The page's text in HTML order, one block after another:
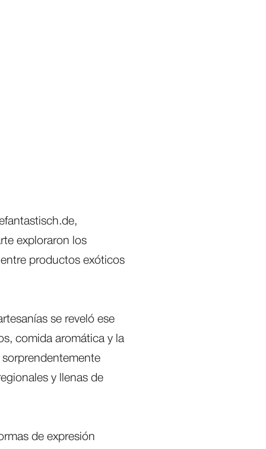
exploraron los
productos exóticos
se reveló ese
comida aromática y la
y llenas de
de expresión